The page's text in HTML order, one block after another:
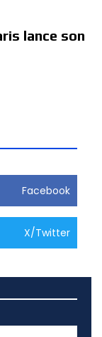
lance son
Facebook
X/Twitter